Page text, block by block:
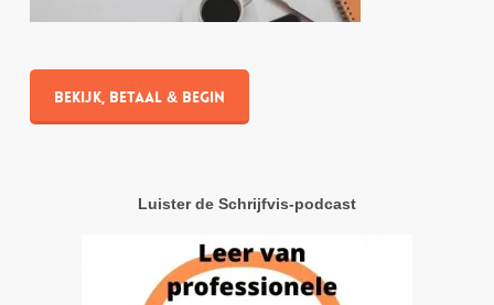
Bekijk, betaal & begin
Luister de Schrijfvis-podcast